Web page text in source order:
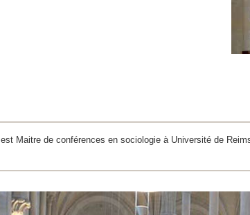
est Maitre de conférences en sociologie à Université de